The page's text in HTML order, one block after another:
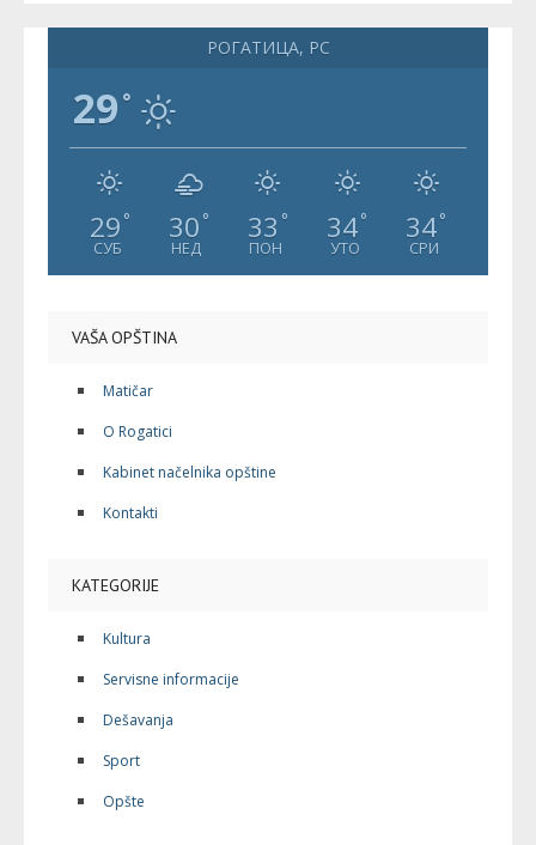
РОГАТИЦА, РС
29 °
29 °
СУБ
30 °
НЕД
33 °
ПОН
34°
УТО
34°
СРИ
VAŠA OPŠTINA
Matičar
O Rogatici
Kabinet načelnika opštine
Kontakti
KATEGORIJE
Kultura
Servisne informacije
Dešavanja
Sport
Opšte